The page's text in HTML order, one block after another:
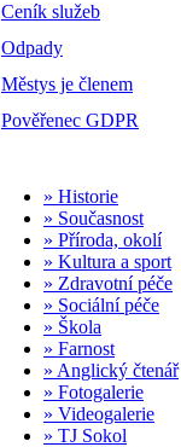
Ceník služeb
Odpady
Městys je členem
Pověřenec GDPR
» Historie
» Současnost
» Příroda, okolí
» Kultura a sport
» Zdravotní péče
» Sociální péče
» Škola
» Farnost
» Anglický čtenář
» Fotogalerie
» Videogalerie
» TJ Sokol